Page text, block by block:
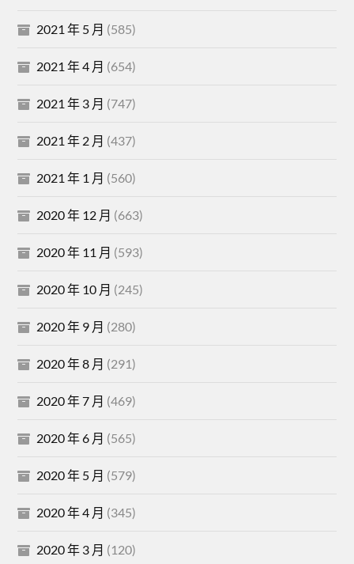
2021 年 5 月 (585)
2021 年 4 月 (654)
2021 年 3 月 (747)
2021 年 2 月 (437)
2021 年 1 月 (560)
2020 年 12 月 (663)
2020 年 11 月 (593)
2020 年 10 月 (245)
2020 年 9 月 (280)
2020 年 8 月 (291)
2020 年 7 月 (469)
2020 年 6 月 (565)
2020 年 5 月 (579)
2020 年 4 月 (345)
2020 年 3 月 (120)